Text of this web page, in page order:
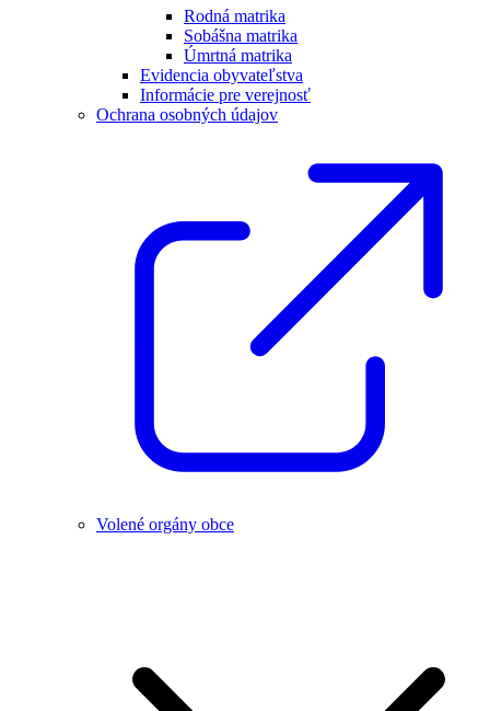
Rodná matrika
Sobášna matrika
Úmrtná matrika
Evidencia obyvateľstva
Informácie pre verejnosť
Ochrana osobných údajov
Volené orgány obce